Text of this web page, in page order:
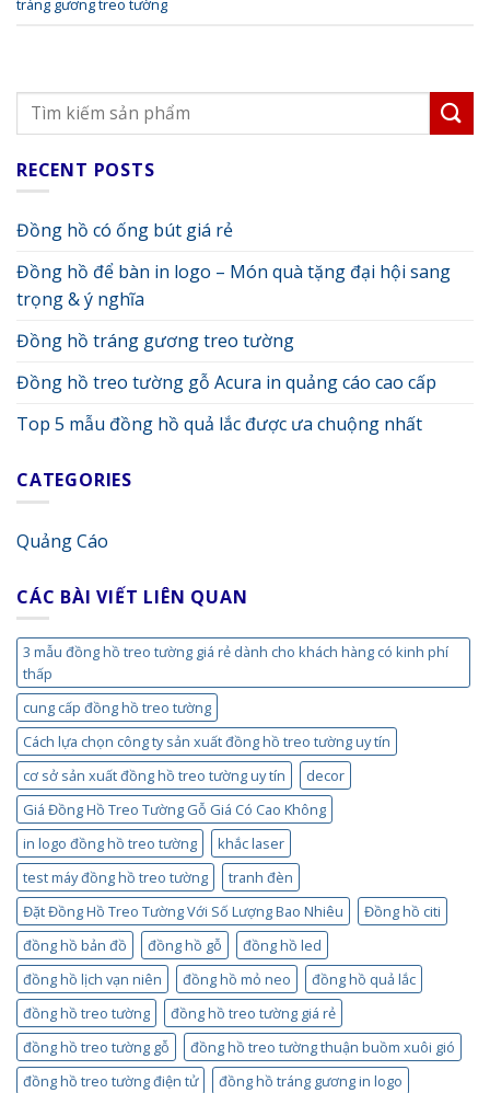
tráng gương treo tường
RECENT POSTS
Đồng hồ có ống bút giá rẻ
Đồng hồ để bàn in logo – Món quà tặng đại hội sang
trọng & ý nghĩa
Đồng hồ tráng gương treo tường
Đồng hồ treo tường gỗ Acura in quảng cáo cao cấp
Top 5 mẫu đồng hồ quả lắc được ưa chuộng nhất
CATEGORIES
Quảng Cáo
CÁC BÀI VIẾT LIÊN QUAN
3 mẫu đồng hồ treo tường giá rẻ dành cho khách hàng có kinh phí
thấp
cung cấp đồng hồ treo tường
Cách lựa chọn công ty sản xuất đồng hồ treo tường uy tín
cơ sở sản xuất đồng hồ treo tường uy tín
decor
Giá Đồng Hồ Treo Tường Gỗ Giá Có Cao Không
in logo đồng hồ treo tường
khắc laser
test máy đồng hồ treo tường
tranh đèn
Đặt Đồng Hồ Treo Tường Với Số Lượng Bao Nhiêu
Đồng hồ citi
đồng hồ bản đồ
đồng hồ gỗ
đồng hồ led
đồng hồ lịch vạn niên
đồng hồ mỏ neo
đồng hồ quả lắc
đồng hồ treo tường
đồng hồ treo tường giá rẻ
đồng hồ treo tường gỗ
đồng hồ treo tường thuận buồm xuôi gió
đồng hồ treo tường điện tử
đồng hồ tráng gương in logo